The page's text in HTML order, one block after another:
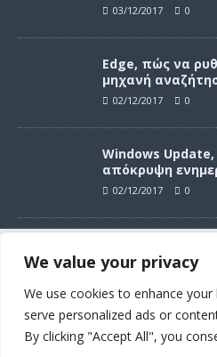
Συνεχίζοντας σε αυτό τον
αποδέχεστε την χρήση των
σύμφωνα με τους όρους
Όροι χρήσης
We value your privacy
We use cookies to enhance
serve personalized ads or
By clicking "Accept All", you
03/12/2017 0
Edge, πώς να
μηχανή
02/12/2017 0
Windows
απόκρυψη
02/12/2017 0
ενημερώσεων